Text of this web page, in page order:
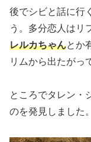
後でシビと話に行
う。多分恋人はリ
レルカちゃんとか
リムから出たがっ
ところでタレン・
のを発見しました